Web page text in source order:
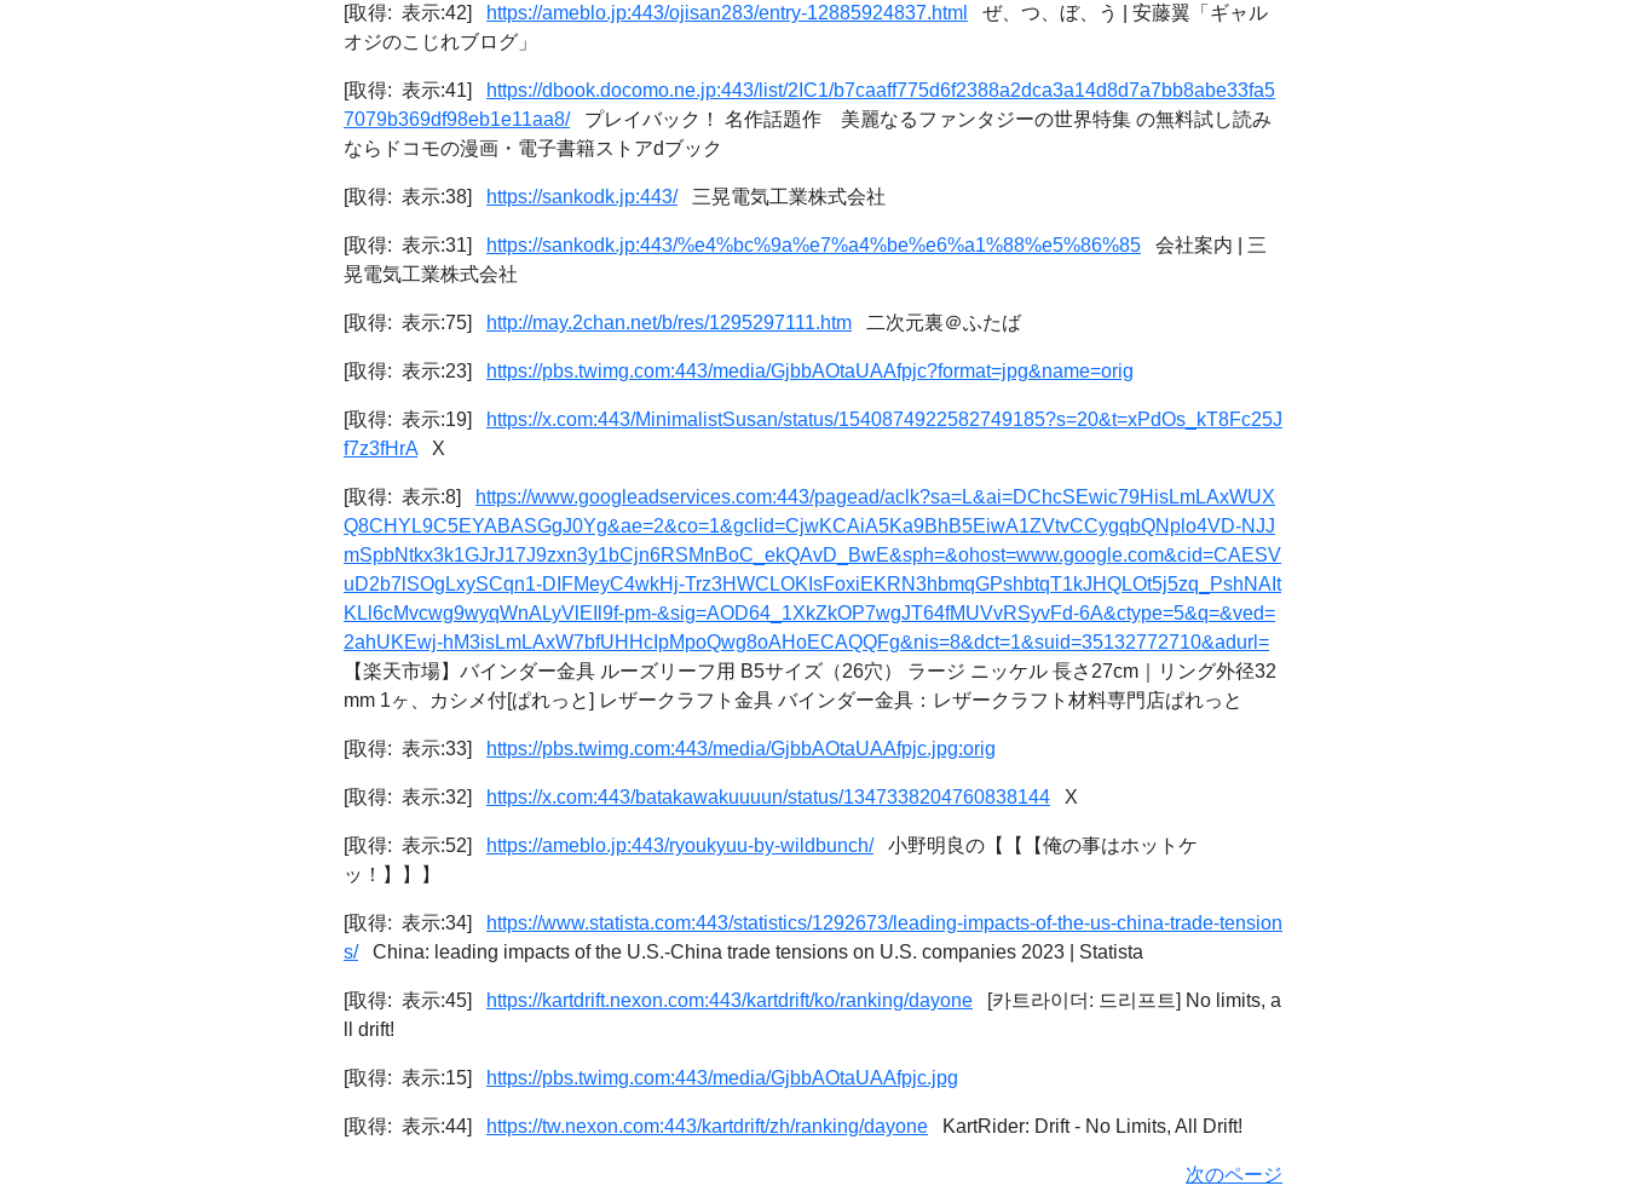
[取得: 表示:42] https://ameblo.jp:443/ojisan283/entry-12885924837.html
ぜ、つ、ぼ、う | 安藤翼「ギャル
オジのこじれブログ」
[取得: 表示:41]
https://dbook.docomo.ne.jp:443/list/2IC1/b7caaff775d6f2388a2dca3a14d8d7a7bb8abe33fa5
7079b369df98eb1e11aa8/プレイバック！ 名作話題作 美麗なるファンタジーの世界特集 の無料試し読み
ならドコモの漫画・電子書籍ストアdブック
[取得: 表示:38] https://sankodk.jp:443/三晃電気工業株式会社
[取得: 表示:31] https://sankodk.jp:443/%e4%bc%9a%e7%a4%be%e6%a1%88%e5%86%85 会社案内 | 三
晃電気工業株式会社
[取得: 表示:75] http://may.2chan.net/b/res/1295297111.htm 二次元裏＠ふたば
[取得: 表示:23] https://pbs.twimg.com:443/media/GjbbAOtaUAAfpjc?format=jpg&name=orig
[取得: 表示:19]
https://x.com:443/MinimalistSusan/status/1540874922582749185?s=20&t=xPdOs_kT8Fc25J
f7z3fHrAX
[取得: 表示:8]
https://www.googleadservices.com:443/pagead/aclk?sa=L&ai=DChcSEwic79HisLmLAxWUX
Q8CHYL9C5EYABASGgJ0Yg&ae=2&co=1&gclid=CjwKCAiA5Ka9BhB5EiwA1ZVtvCCygqbQNplo4VD-NJJ
mSpbNtkx3k1GJrJ17J9zxn3y1bCjn6RSMnBoC_ekQAvD_BwE&sph=&ohost=www.google.com&cid=CAESV
uD2b7lSOgLxySCqn1-DIFMeyC4wkHj-Trz3HWCLOKIsFoxiEKRN3hbmqGPshbtqT1kJHQLOt5j5zq_PshNAIt
KLl6cMvcwg9wyqWnALyVlEIl9f-pm-&sig=AOD64_1XkZkOP7wgJT64fMUVvRSyvFd-6A&ctype=5&q=&ved=
2ahUKEwj-hM3isLmLAxW7bfUHHcIpMpoQwg8oAHoECAQQFg&nis=8&dct=1&suid=35132772710&adurl=
【楽天市場】バインダー金具 ルーズリーフ用 B5サイズ（26穴） ラージ ニッケル 長さ27cm｜リング外径32
mm 1ヶ、カシメ付[ぱれっと] レザークラフト金具 バインダー金具：レザークラフト材料専門店ぱれっと
[取得: 表示:33] https://pbs.twimg.com:443/media/GjbbAOtaUAAfpjc.jpg:orig
[取得: 表示:32] https://x.com:443/batakawakuuuun/status/1347338204760838144 X
[取得: 表示:52] https://ameblo.jp:443/ryoukyuu-by-wildbunch/小野明良の【【【俺の事はホットケ
ッ！】】】
[取得: 表示:34]
https://www.statista.com:443/statistics/1292673/leading-impacts-of-the-us-china-trade-tension
s/China: leading impacts of the U.S.-China trade tensions on U.S. companies 2023 | Statista
[取得: 表示:45] https://kartdrift.nexon.com:443/kartdrift/ko/ranking/dayone [카트라이더: 드리프트] No limits, a
ll drift!
[取得: 表示:15] https://pbs.twimg.com:443/media/GjbbAOtaUAAfpjc.jpg
[取得: 表示:44] https://tw.nexon.com:443/kartdrift/zh/ranking/dayone KartRider: Drift - No Limits, All Drift!
次のページ